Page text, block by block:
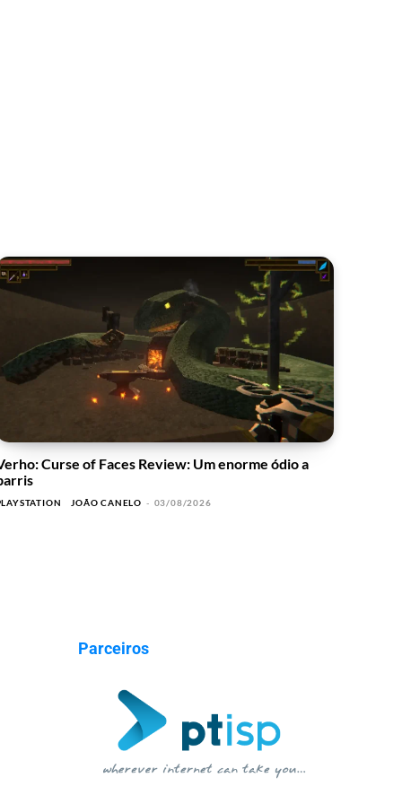
Curse of Faces Review: Um enorme ódio a
JOÃO CANELO - 03/08/2026
Parceiros